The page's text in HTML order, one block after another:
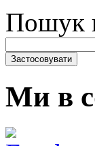
Пошук
Ми в